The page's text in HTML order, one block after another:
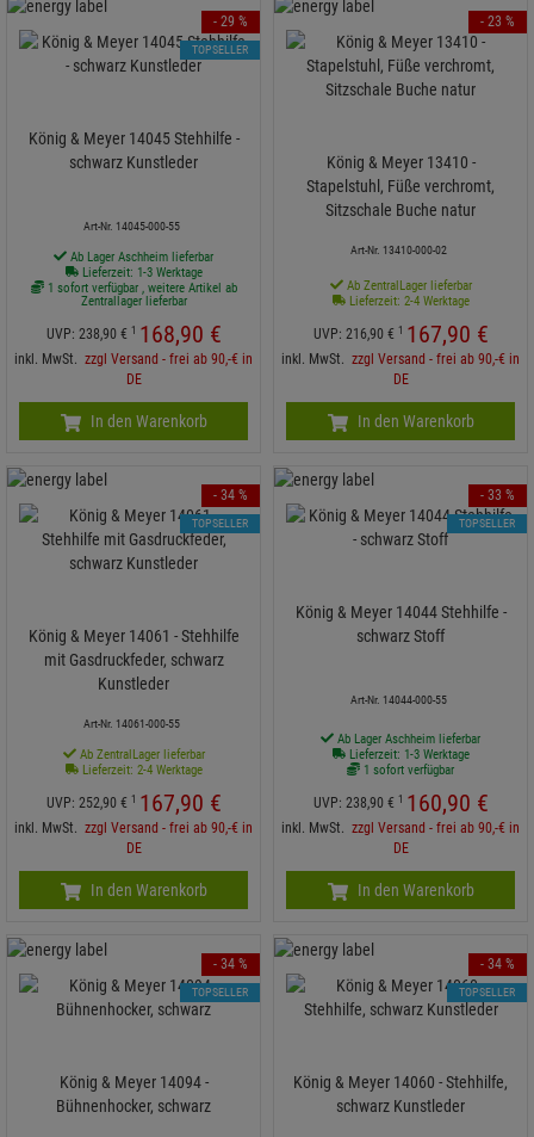
König & Meyer 14045 Stehhilfe -
schwarz Kunstleder
Art-Nr. 14045-000-55
Ab Lager Aschheim lieferbar
Lieferzeit: 1-3 Werktage
1 sofort verfügbar , weitere Artikel ab
Zentrallager lieferbar
UVP: 238,90 € 1 168,90 €
inkl. MwSt. zzgl Versand - frei ab 90,-€ in
DE
- 29 %
TOPSELLER
In den Warenkorb
König & Meyer 13410 -
Stapelstuhl, Füße verchromt,
Sitzschale Buche natur
Art-Nr. 13410-000-02
Ab ZentralLager lieferbar
Lieferzeit: 2-4 Werktage
UVP: 216,90 € 1 167,90 €
inkl. MwSt. zzgl Versand - frei ab 90,-€ in
DE
- 23 %
In den Warenkorb
König & Meyer 14061 - Stehhilfe
mit Gasdruckfeder, schwarz
Kunstleder
Art-Nr. 14061-000-55
Ab ZentralLager lieferbar
Lieferzeit: 2-4 Werktage
UVP: 252,90 € 1 167,90 €
inkl. MwSt. zzgl Versand - frei ab 90,-€ in
DE
- 34 %
TOPSELLER
In den Warenkorb
König & Meyer 14044 Stehhilfe -
schwarz Stoff
Art-Nr. 14044-000-55
Ab Lager Aschheim lieferbar
Lieferzeit: 1-3 Werktage
1 sofort verfügbar
UVP: 238,90 € 1 160,90 €
inkl. MwSt. zzgl Versand - frei ab 90,-€ in
DE
- 33 %
TOPSELLER
In den Warenkorb
König & Meyer 14094 -
Bühnenhocker, schwarz
- 34 %
TOPSELLER
König & Meyer 14060 - Stehhilfe,
schwarz Kunstleder
- 34 %
TOPSELLER